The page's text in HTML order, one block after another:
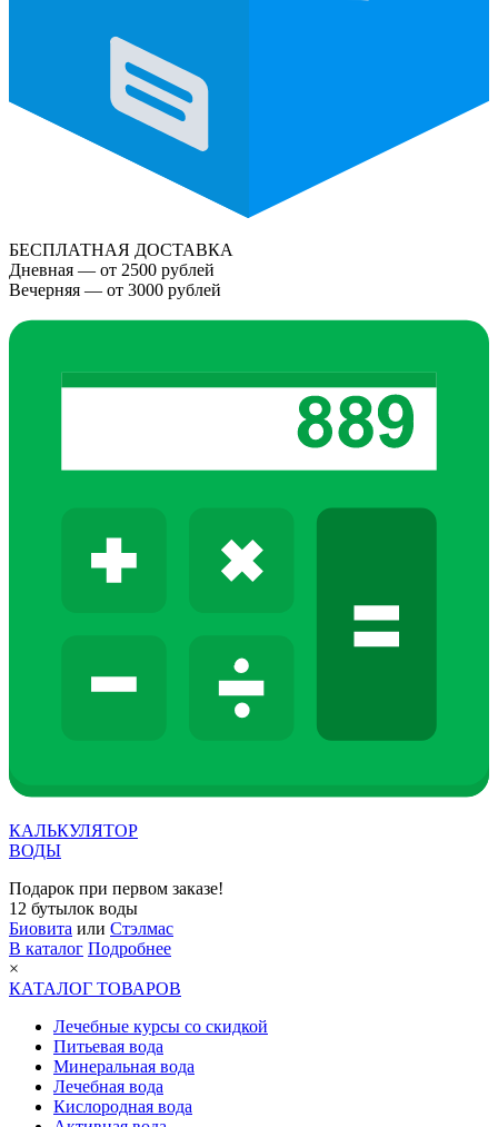
БЕСПЛАТНАЯ ДОСТАВКА
Дневная — от 2500 рублей
Вечерняя — от 3000 рублей
КАЛЬКУЛЯТОР
ВОДЫ
Подарок при первом заказе!
12 бутылок воды
Биовита или Стэлмас
В каталог Подробнее
×
КАТАЛОГ ТОВАРОВ
Лечебные курсы со скидкой
Питьевая вода
Минеральная вода
Лечебная вода
Кислородная вода